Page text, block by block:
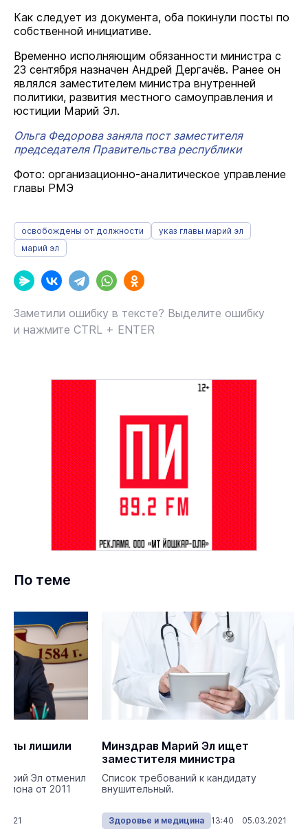
Как следует из документа, оба покинули посты по
собственной инициативе.
Временно исполняющим обязанности министра с
23 сентября назначен Андрей Дергачёв. Ранее он
являлся заместителем министра внутренней
политики, развития местного самоуправления и
юстиции Марий Эл.
Ольга Федорова заняла пост заместителя
председателя Правительства республики
Фото: организационно-аналитическое управление
главы РМЭ
освобождены от должности
указ главы марий эл
марий эл
Заметили ошибку в тексте? Выделите ошибку
и нажмите CTRL + ENTER
По теме
лишили
Эл отменил
от 2011
Минздрав Марий Эл ищет
заместителя министра
Список требований к кандидату
внушительный.
Здоровье и медицина 13:40 05.03.2021